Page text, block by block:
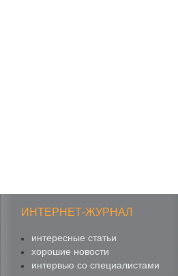
ИНТЕРНЕТ-ЖУРНАЛ
интересные статьи
хорошие новости
интервью со специалистами